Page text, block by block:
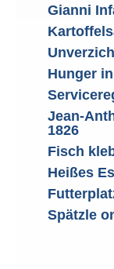
Gianni
Hunger
Jean-
1826
Fisch
Heißes
Spätzle